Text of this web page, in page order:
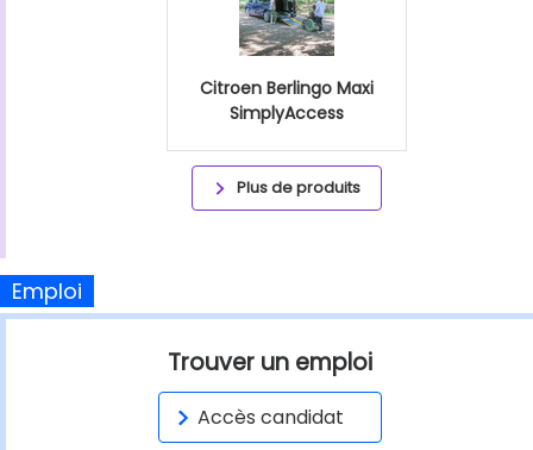
Citroen Berlingo Maxi
SimplyAccess
Plus de produits
Emploi
Trouver un emploi
Accès candidat